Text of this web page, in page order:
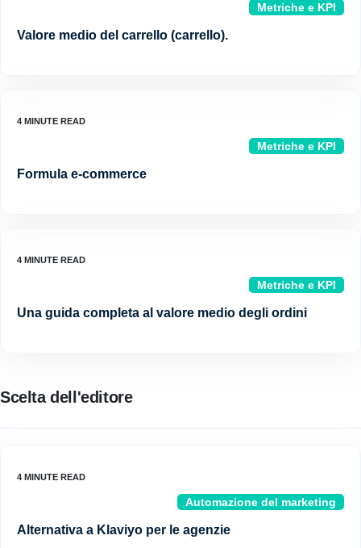
Metriche e KPI
Valore medio del carrello (carrello).
Metriche e KPI
Formula e-commerce
Metriche e KPI
Una guida completa al valore medio degli ordini
Scelta dell'editore
Automazione del marketing
Alternativa a Klaviyo per le agenzie